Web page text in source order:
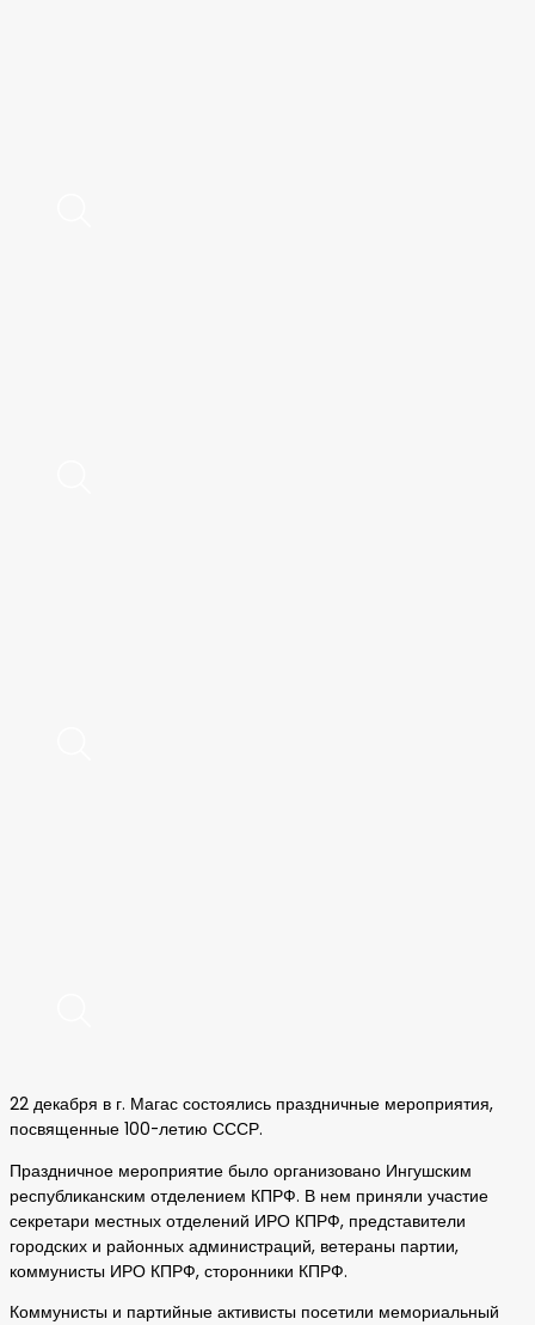
22 декабря в г. Магас состоялись праздничные мероприятия,
посвященные 100-летию СССР.
Праздничное мероприятие было организовано Ингушским
республиканским отделением КПРФ. В нем приняли участие
секретари местных отделений ИРО КПРФ, представители
городских и районных администраций, ветераны партии,
коммунисты ИРО КПРФ, сторонники КПРФ.
Коммунисты и партийные активисты посетили мемориальный